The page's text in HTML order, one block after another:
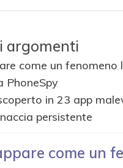
argomenti
come un fenomeno
PhoneSpy
in 23 app
persistente
come un